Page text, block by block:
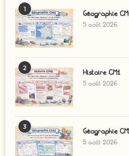
1
Géographie
5 août 2026
2
Histoire CM1
5 août 2026
3
Géographie
5 août 2026